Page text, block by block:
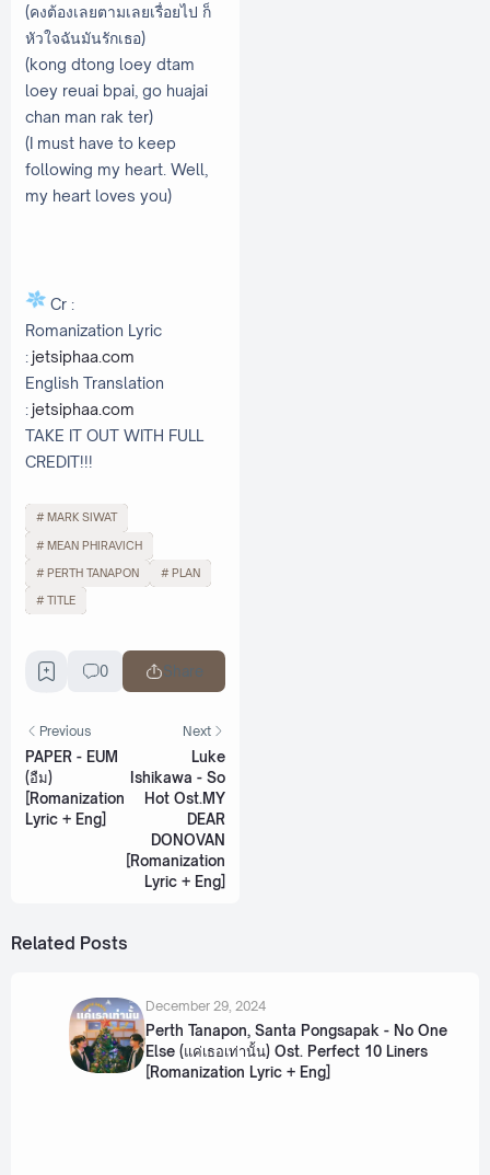
(คงต้องเลยตามเลยเรื่อยไป ก็
หัวใจฉันมันรักเธอ)
(kong dtong loey dtam
loey reuai bpai, go huajai
chan man rak ter)
(I must have to keep
following my heart. Well,
my heart loves you)
Cr :
Romanization Lyric
:jetsiphaa.com
English Translation
:jetsiphaa.com
TAKE IT OUT WITH FULL
CREDIT!!!
MARK SIWAT
MEAN PHIRAVICH
PERTH TANAPON PLAN
TITLE
0 Share
Previous
PAPER - EUM
(อืม)
[Romanization
Lyric + Eng]
Next
Luke
Ishikawa - So
Hot Ost.MY
DEAR
DONOVAN
[Romanization
Lyric + Eng]
Related Posts
December 29, 2024
Perth Tanapon, Santa Pongsapak - No One
Else (แค่เธอเท่านั้น) Ost. Perfect 10 Liners
[Romanization Lyric + Eng]